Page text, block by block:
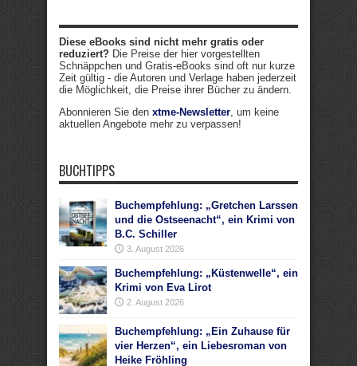
Diese eBooks sind nicht mehr gratis oder
reduziert? Die Preise der hier vorgestellten
Schnäppchen und Gratis-eBooks sind oft nur kurze
Zeit gültig - die Autoren und Verlage haben jederzeit
die Möglichkeit, die Preise ihrer Bücher zu ändern.
Abonnieren Sie den xtme-Newsletter, um keine
aktuellen Angebote mehr zu verpassen!
BUCHTIPPS
Buchempfehlung: „Gretchen Larssen
und die Ostseenacht“, ein Krimi von
B.C. Schiller
3. August 2026
Buchempfehlung: „Küstenwelle“, ein
Krimi von Eva Lirot
2. August 2026
Buchempfehlung: „Ein Zuhause für
vier Herzen“, ein Liebesroman von
Heike Fröhling